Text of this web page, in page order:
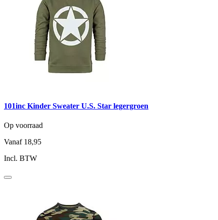
101inc Kinder Sweater U.S. Star legergroen
Op voorraad
Vanaf 18,95
Incl. BTW